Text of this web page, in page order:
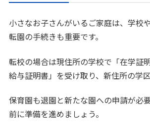
小さなお子さんがいるご家庭は、学校
転園の手続きも重要です。
転校の場合は現住所の学校で「在学証
給与証明書」を受け取り、新住所の学
保育園も退園と新たな園への申請が必
前に準備を進めましょう。